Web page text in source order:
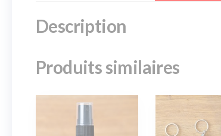
Description
Produits similaires